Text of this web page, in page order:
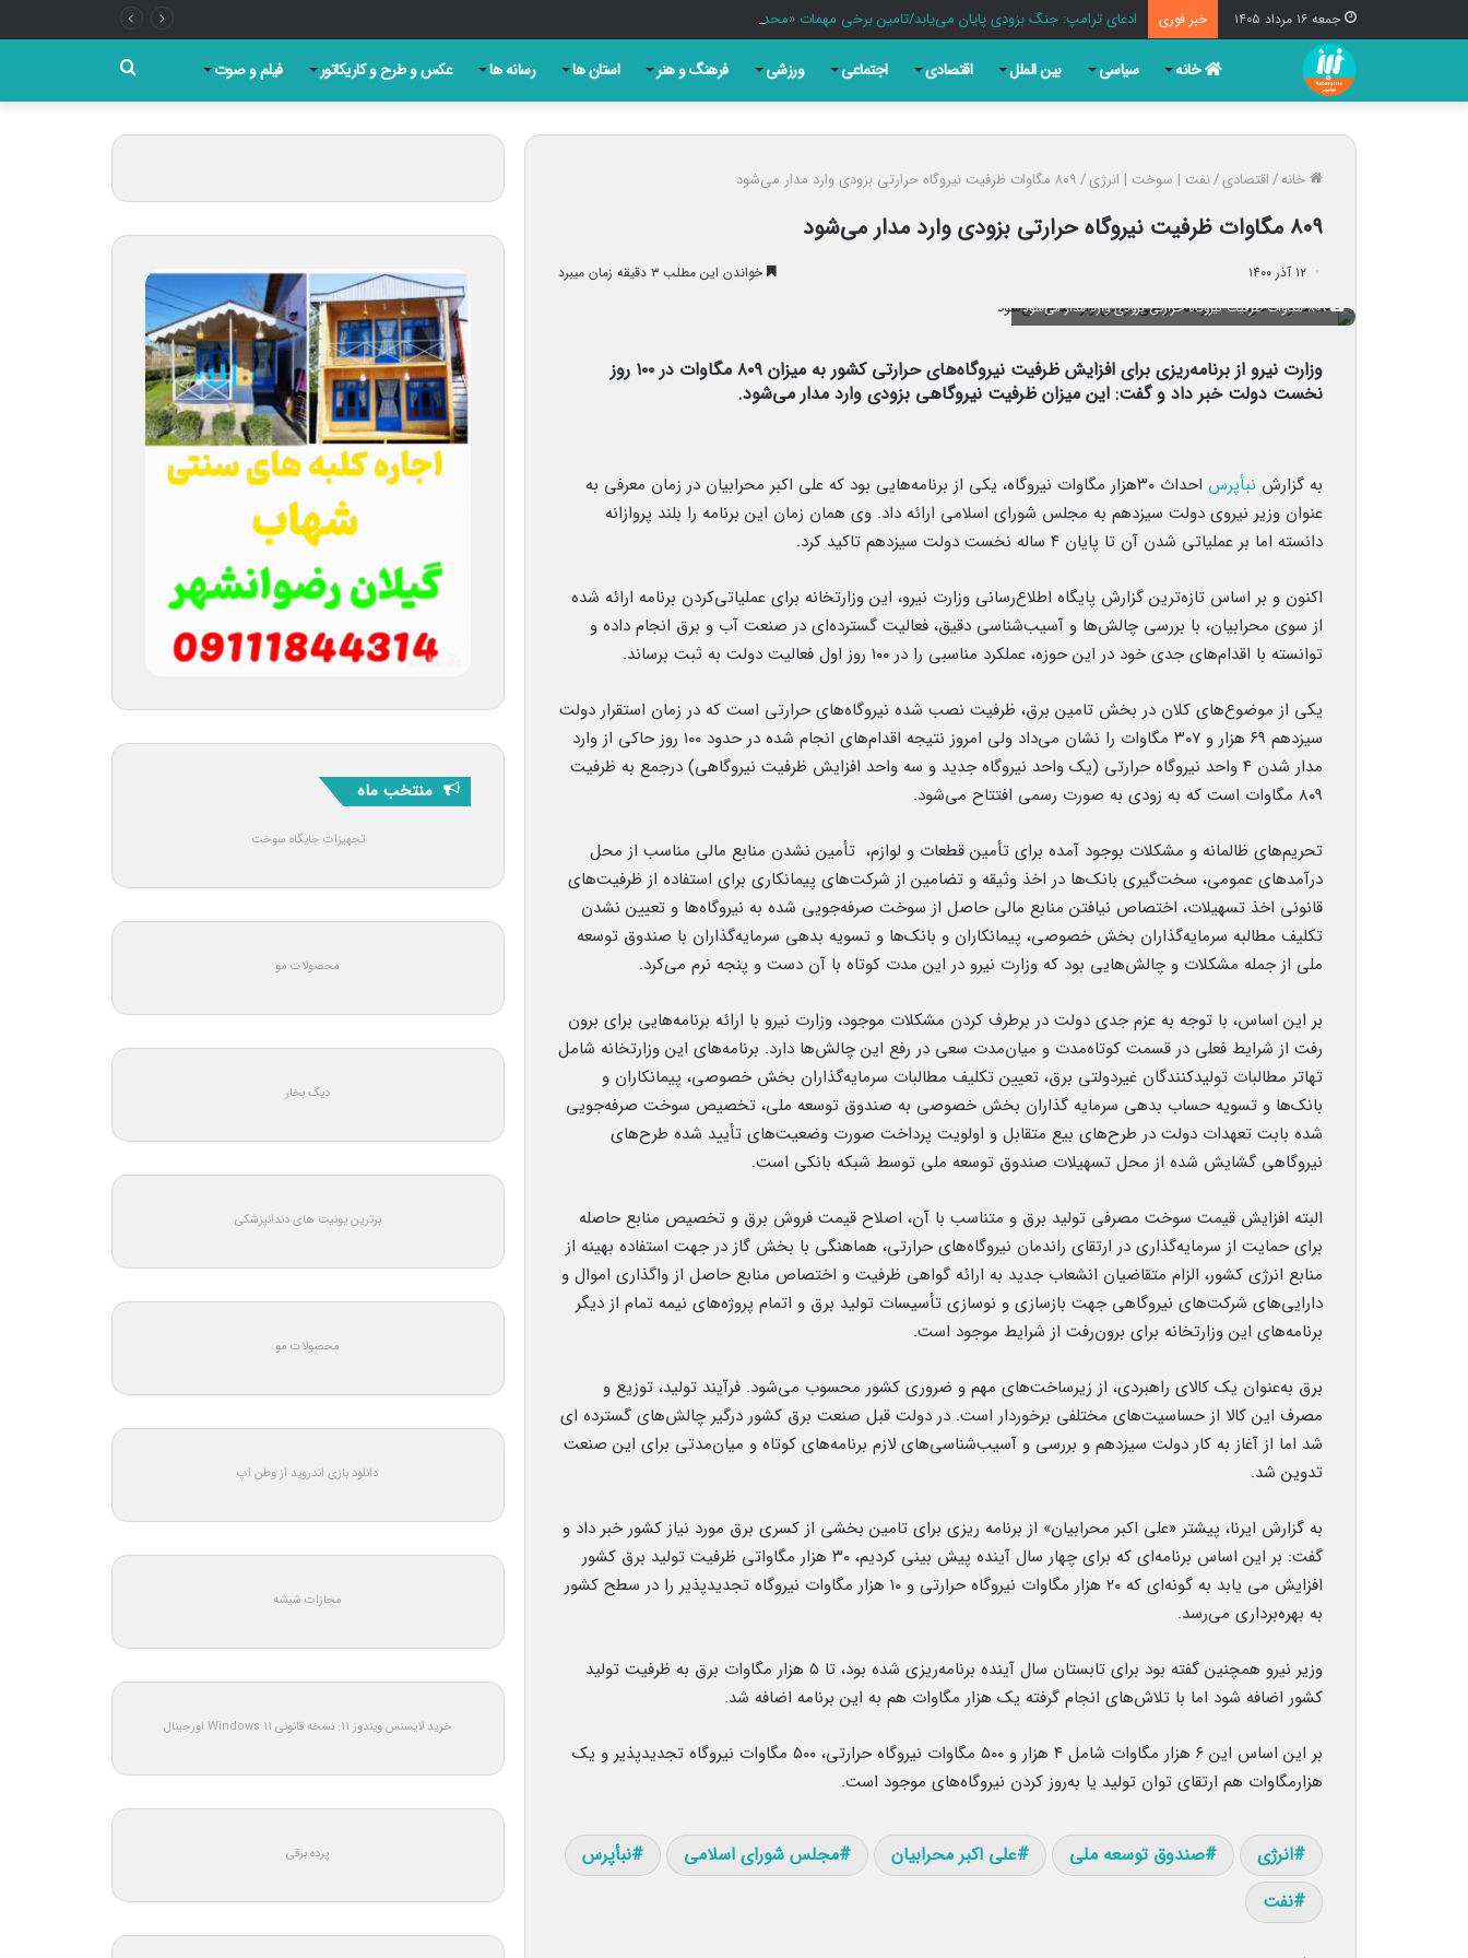
جمعه ۱۶ مرداد ۱۴۰۵ خبر فوری ادعای ترامپ: جنگ بزودی پایان می‌یابد/تامین برخی مهمات «محدودتر» شده است
خانه سیاسی بین الملل اقتصادی اجتماعی ورزشی فرهنگ و هنر استان ها رسانه ها عکس و طرح و کاریکاتور فیلم و صوت
برای
خانه/اقتصادی/نفت | سوخت | انرژی/۸۰۹ مگاوات ظرفیت نیروگاه‌ حرارتی بزودی وارد مدار می‌شود
۸۰۹ مگاوات ظرفیت نیروگاه‌ حرارتی بزودی وارد مدار می‌شود
۱۲ آذر ۱۴۰۰ خواندن این مطلب ۳ دقیقه زمان میبرد
۸۰۹ مگاوات ظرفیت نیروگاه‌ حرارتی بزودی وارد مدار می‌شود
وزارت نیرو از برنامه‌ریزی برای افزایش ظرفیت نیروگاه‌های حرارتی کشور به میزان ۸۰۹ مگاوات در ۱۰۰ روز
نخست دولت خبر داد و گفت: این میزان ظرفیت نیروگاهی بزودی وارد مدار می‌شود.
به گزارش نبأپرس
احداث ۳۰هزار مگاوات نیروگاه، ‌یکی از برنامه‌هایی بود که علی اکبر محرابیان در زمان معرفی به
عنوان وزیر نیروی دولت سیزدهم به مجلس شورای اسلامی ارائه داد. وی همان زمان این برنامه را بلند پروازانه
دانسته اما بر عملیاتی شدن آن تا پایان ۴ ساله نخست دولت سیزدهم تاکید کرد.
اکنون و بر اساس تازه‌ترین گزارش پایگاه اطلاع‌رسانی وزارت نیرو، این وزارتخانه برای عملیاتی‌کردن برنامه ارائه شده
از سوی محرابیان، ‌با بررسی چالش‌ها و آسیب‌شناسی دقیق، فعالیت گسترده‌ای در صنعت آب و برق انجام داده و
توانسته با اقدام‌های جدی خود در این حوزه، عملکرد مناسبی را در ۱۰۰ روز اول فعالیت دولت به ثبت برساند.
یکی از موضوع‌های کلان در بخش تامین برق، ظرفیت نصب شده نیروگاه‌های حرارتی است که در زمان استقرار دولت
سیزدهم ۶۹ هزار و ۳۰۷ مگاوات را نشان می‌داد ولی امروز نتیجه اقدام‌های انجام شده در حدود ۱۰۰ روز حاکی از وارد
مدار شدن ۴ واحد نیروگاه حرارتی (یک واحد نیروگاه جدید و سه واحد افزایش ظرفیت نیروگاهی) درجمع به ظرفیت
۸۰۹ مگاوات است که به زودی به صورت رسمی افتتاح می‌شود.
تحریم‌های ظالمانه و مشکلات بوجود آمده برای تأمین قطعات و لوازم، تأمین نشدن منابع مالی مناسب از محل
درآمدهای عمومی، سخت‌گیری بانک‌ها در اخذ وثیقه و تضامین از شرکت‌های پیمانکاری برای استفاده از ظرفیت‌های
قانونی اخذ تسهیلات، اختصاص نیافتن منابع مالی حاصل از سوخت صرفه‌جویی شده به نیروگاه‌ها و تعیین نشدن
تکلیف مطالبه سرمایه‌گذاران بخش خصوصی، پیمانکاران و بانک‌ها و تسویه بدهی سرمایه‌گذاران با صندوق توسعه
ملی از جمله مشکلات و چالش‌هایی بود که وزارت نیرو در این مدت کوتاه با آن دست و پنجه نرم می‌کرد.
بر این اساس، با توجه به عزم جدی دولت در برطرف کردن مشکلات موجود، وزارت نیرو با ارائه برنامه‌هایی برای برون
رفت از شرایط فعلی در قسمت کوتاه‌مدت و میان‌مدت سعی در رفع این چالش‌ها دارد. برنامه‌های این وزارتخانه شامل
تهاتر مطالبات تولیدکنندگان غیردولتی برق، تعیین تکلیف مطالبات سرمایه‌گذاران بخش خصوصی، پیمانکاران و
بانک‌ها و تسویه حساب بدهی سرمایه گذاران بخش خصوصی به صندوق توسعه ملی، تخصیص سوخت صرفه‌جویی
شده بابت تعهدات دولت در طرح‌های بیع متقابل و اولویت پرداخت صورت‌ وضعیت‌های تأیید شده طرح‌های
نیروگاهی گشایش شده از محل تسهیلات صندوق توسعه ملی توسط شبکه بانکی است.
البته افزایش قیمت سوخت مصرفی تولید برق و متناسب با آن، اصلاح قیمت فروش برق و تخصیص منابع حاصله
برای حمایت از سرمایه‌گذاری در ارتقای راندمان نیروگاه‌های حرارتی، هماهنگی با بخش گاز در جهت استفاده بهینه از
منابع انرژی کشور، الزام متقاضیان انشعاب جدید به ارائه گواهی ظرفیت و اختصاص منابع حاصل از واگذاری اموال و
دارایی‌های شرکت‌های نیروگاهی جهت بازسازی و نوسازی تأسیسات تولید برق و اتمام پروژه‌های نیمه تمام از دیگر
برنامه‌های این وزارتخانه برای برون‌رفت از شرایط موجود است.
برق به‌عنوان یک کالای راهبردی، ‌از زیرساخت‌های مهم و ضروری کشور محسوب می‌شود. فرآیند تولید، توزیع و
مصرف این کالا از حساسیت‌های مختلفی برخوردار است. در دولت قبل صنعت برق کشور درگیر چالش‌های گسترده ای
شد اما از آغاز به کار دولت سیزدهم و بررسی و آسیب‌شناسی‌های لازم برنامه‌های کوتاه و میان‌مدتی برای این صنعت
تدوین شد.
به گزارش ایرنا، پیشتر «علی اکبر محرابیان» از برنامه ریزی برای تامین بخشی از کسری برق مورد نیاز کشور خبر داد و
گفت: بر این اساس برنامه‌ای که برای چهار سال آینده پیش بینی کردیم، ۳۰ هزار مگاواتی ظرفیت تولید برق کشور
افزایش می یابد به گونه‌ای که ۲۰ هزار مگاوات نیروگاه حرارتی و ۱۰ هزار مگاوات نیروگاه تجدیدپذیر را در سطح کشور
به بهره‌برداری می‌رسد.
وزیر نیرو همچنین گفته بود برای تابستان سال آینده برنامه‌ریزی شده بود، تا ۵ هزار مگاوات برق به ظرفیت تولید
کشور اضافه شود اما با تلاش‌های انجام گرفته یک هزار مگاوات هم به این برنامه اضافه شد.
بر این اساس این ۶ هزار مگاوات شامل ۴ هزار و ۵۰۰ مگاوات نیروگاه حرارتی، ۵۰۰ مگاوات نیروگاه تجدیدپذیر و یک
هزارمگاوات هم ارتقای توان تولید یا به‌روز کردن نیروگاه‌های موجود است.
انرژی صندوق توسعه ملی علی اکبر محرابیان مجلس شورای اسلامی
نبأپرس
نفت
منتخب ماه
تجهیزات جایگاه سوخت
محصولات مو
دیگ بخار
برترین یونیت های دندانپزشکی
محصولات مو
دانلود بازی اندروید از وطن اپ
مجازات شیشه
خرید لایسنس ویندوز 11: نسخه قانونی Windows 11 اورجینال
پرده برقی